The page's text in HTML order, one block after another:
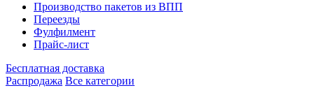
Производство пакетов из ВПП
Переезды
Фулфилмент
Прайс-лист
Бесплатная доставка
Распродажа Все категории